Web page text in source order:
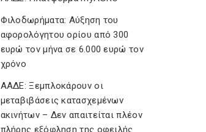
Φιλοδωρήματα: Αύξηση του
αφορολόγητου ορίου από 300
ευρώ τον μήνα σε 6.000 ευρώ τον
χρόνο
ΑΑΔΕ: Ξεμπλοκάρουν οι
μεταβιβάσεις κατασχεμένων
ακινήτων – Δεν απαιτείται πλέον
πλήρης εξόφληση της οφειλής